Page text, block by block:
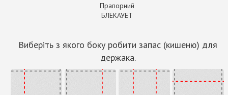
Прапорний
БЛЕКАУЕТ
Виберіть з якого боку робити запас (кишеню) для
держака.